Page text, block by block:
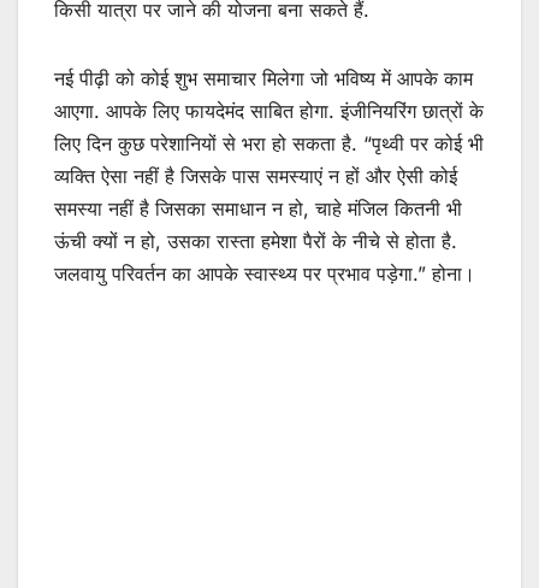
किसी यात्रा पर जाने की योजना बना सकते हैं.
नई पीढ़ी को कोई शुभ समाचार मिलेगा जो भविष्य में आपके काम
आएगा. आपके लिए फायदेमंद साबित होगा. इंजीनियरिंग छात्रों के
लिए दिन कुछ परेशानियों से भरा हो सकता है. “पृथ्वी पर कोई भी
व्यक्ति ऐसा नहीं है जिसके पास समस्याएं न हों और ऐसी कोई
समस्या नहीं है जिसका समाधान न हो, चाहे मंजिल कितनी भी
ऊंची क्यों न हो, उसका रास्ता हमेशा पैरों के नीचे से होता है.
जलवायु परिवर्तन का आपके स्वास्थ्य पर प्रभाव पड़ेगा.” होना।